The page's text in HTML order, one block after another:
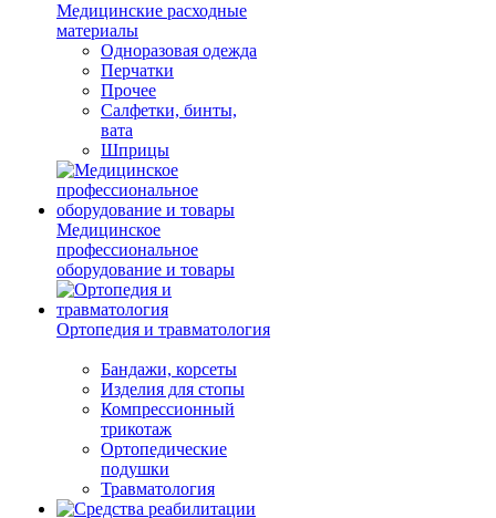
Медицинские расходные
материалы
Одноразовая одежда
Перчатки
Прочее
Салфетки, бинты,
вата
Шприцы
Медицинское
профессиональное
оборудование и товары
Ортопедия и травматология
Бандажи, корсеты
Изделия для стопы
Компрессионный
трикотаж
Ортопедические
подушки
Травматология